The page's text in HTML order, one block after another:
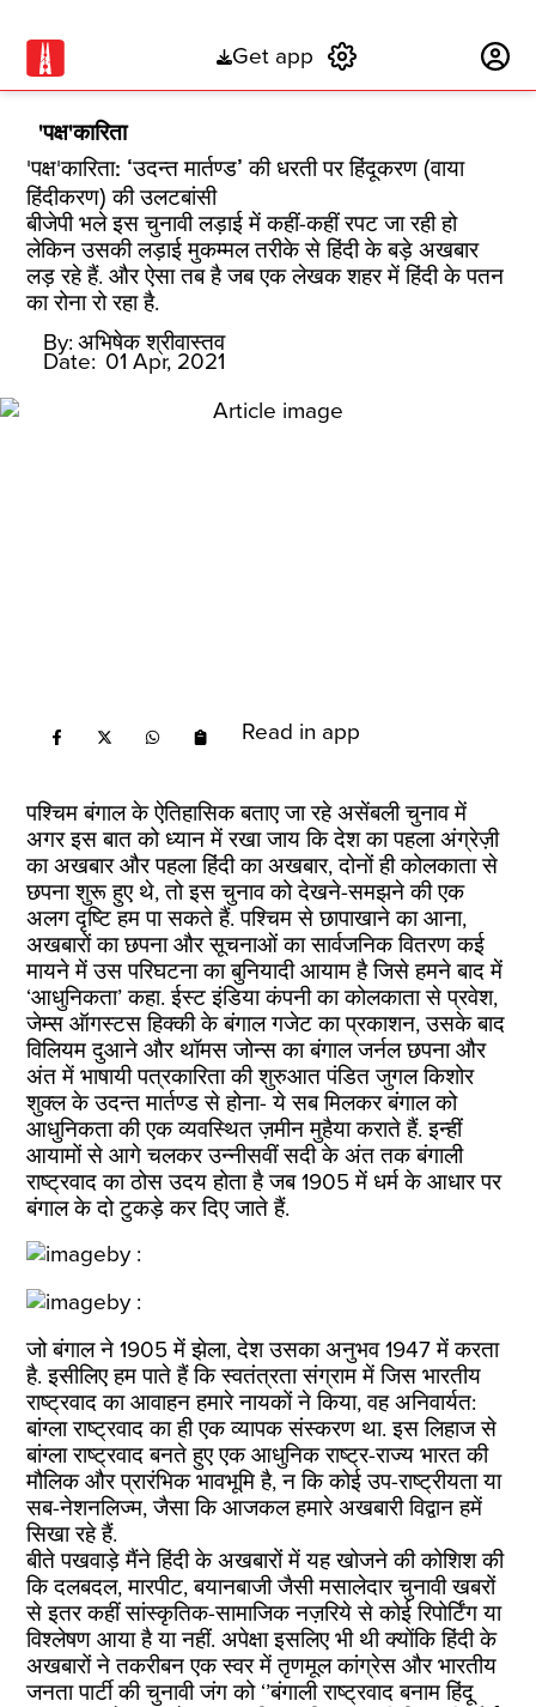
Get app
'पक्ष'कारिता
'पक्ष'कारिता: ‘उदन्‍त मार्तण्‍ड’ की धरती पर हिंदूकरण (वाया
हिंदीकरण) की उलटबांसी
बीजेपी भले इस चुनावी लड़ाई में कहीं-कहीं रपट जा रही हो
लेकिन उसकी लड़ाई मुकम्‍मल तरीके से हिंदी के बड़े अखबार
लड़ रहे हैं. और ऐसा तब है जब एक लेखक शहर में हिंदी के पतन
का रोना रो रहा है.
By: अभिषेक श्रीवास्तव
Date: 01 Apr, 2021
Read in app
पश्चिम बंगाल के ऐतिहासिक बताए जा रहे असेंबली चुनाव में
अगर इस बात को ध्‍यान में रखा जाय कि देश का पहला अंग्रेज़ी
का अखबार और पहला हिंदी का अखबार, दोनों ही कोलकाता से
छपना शुरू हुए थे, तो इस चुनाव को देखने-समझने की एक
अलग दृष्टि हम पा सकते हैं. पश्चिम से छापाखाने का आना,
अखबारों का छपना और सूचनाओं का सार्वजनिक वितरण कई
मायने में उस परिघटना का बुनियादी आयाम है जिसे हमने बाद में
‘आधुनिकता’ कहा. ईस्‍ट इंडिया कंपनी का कोलकाता से प्रवेश,
जेम्‍स ऑगस्‍टस हिक्‍की के बंगाल गजेट का प्रकाशन, उसके बाद
विलियम दुआने और थॉमस जोन्‍स का बंगाल जर्नल छपना और
अंत में भाषायी पत्रकारिता की शुरुआत पंडित जुगल किशोर
शुक्‍ल के उदन्त मार्तण्ड से होना- ये सब मिलकर बंगाल को
आधुनिकता की एक व्‍यवस्थित ज़मीन मुहैया कराते हैं. इन्‍हीं
आयामों से आगे चलकर उन्‍नीसवीं सदी के अंत तक बंगाली
राष्‍ट्रवाद का ठोस उदय होता है जब 1905 में धर्म के आधार पर
बंगाल के दो टुकड़े कर दिए जाते हैं.
जो बंगाल ने 1905 में झेला, देश उसका अनुभव 1947 में करता
है. इसीलिए हम पाते हैं कि स्‍वतंत्रता संग्राम में जिस भारतीय
राष्‍ट्रवाद का आवाहन हमारे नायकों ने किया, वह अनिवार्यत:
बांग्‍ला राष्‍ट्रवाद का ही एक व्‍यापक संस्‍करण था. इस लिहाज से
बांग्‍ला राष्‍ट्रवाद बनते हुए एक आधुनिक राष्‍ट्र-राज्‍य भारत की
मौलिक और प्रारंभिक भावभूमि है, न कि कोई उप-राष्‍ट्रीयता या
सब-नेशनलिज्‍म, जैसा कि आजकल हमारे अखबारी विद्वान हमें
सिखा रहे हैं.
बीते पखवाड़े मैंने हिंदी के अखबारों में यह खोजने की कोशिश की
कि दलबदल, मारपीट, बयानबाजी जैसी मसालेदार चुनावी खबरों
से इतर कहीं सांस्‍कृतिक-सामाजिक नज़रिये से कोई रिपोर्टिंग या
विश्‍लेषण आया है या नहीं. अपेक्षा इसलिए भी थी क्‍योंकि हिंदी के
अखबारों ने तकरीबन एक स्‍वर में तृणमूल कांग्रेस और भारतीय
जनता पार्टी की चुनावी जंग को ‘’बंगाली राष्‍ट्रवाद बनाम हिंदू